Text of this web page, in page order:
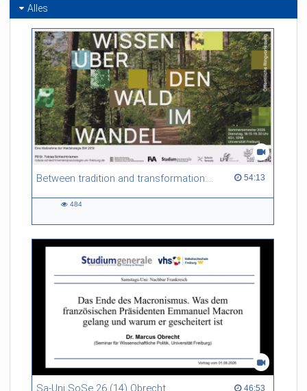
Alles
Between tradition and transformation: how owners, advisers and institutions co-create knowledge for resilient forests in Europe 54:13
54:13 duration
484
46:53
46:53 duration